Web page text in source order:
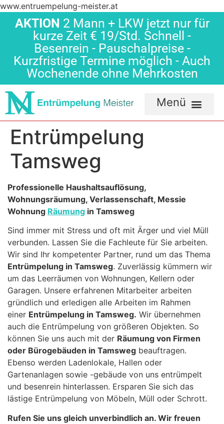
www.entruempelung-meister.at
AKTION 2 Mann + LKW jetzt nur für
kurze Zeit € 19/Std. Schnell -
Besenrein - Pauschalpreise -
Kurzfristige Termine möglich - Auch
Wochenende ohne Mehrkosten
Entrümpelung
Tamsweg
Professionelle Haushaltsauflösung,
Wohnungsräumung, Verlassenschaft, Messie
Wohnung Räumung in Tamsweg
Sind immer mit Stress und oft mit Ärger und viel Müll
verbunden. Lassen Sie die Fachleute für Sie arbeiten.
Wir sind Ihr kompetenter Partner, rund um das Thema
Entrümpelung in Tamsweg. Zuverlässig kümmern wir
um das Leerräumen von Wohnungen, Kellern oder
Garagen. Unsere erfahrenen Mitarbeiter arbeiten
gründlich und erledigen alle Arbeiten im Rahmen
einer Entrümpelung in Tamsweg. Wir übernehmen
auch die Entrümpelung von größeren Objekten. So
können Sie uns auch mit der Räumung von Firmen
oder Bürogebäuden in Tamsweg beauftragen.
Ebenso werden Ladenlokale, Hallen oder
Gartenanlagen sowie -gebäude von uns entrümpelt
und besenrein hinterlassen. Ersparen Sie sich das
lästige Entrümpelung von Möbeln, Müll oder Schrott.
Rufen Sie uns gleich unverbindlich an. Wir freuen